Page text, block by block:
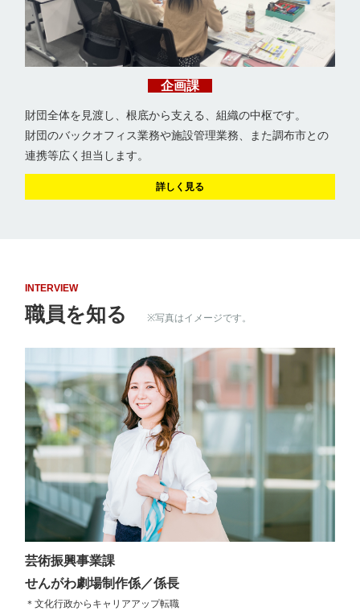
企画課
財団全体を見渡し、根底から支える、組織の中枢です。
財団のバックオフィス業務や施設管理業務、また調布市との
連携等広く担当します。
詳しく見る
INTERVIEW
職員を知る※写真はイメージです。
芸術振興事業課
せんがわ劇場制作係／係長
＊文化行政からキャリアアップ転職